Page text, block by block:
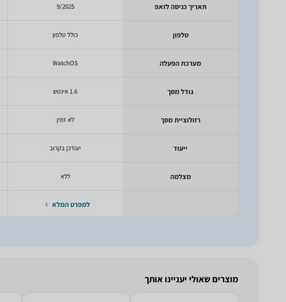
תאריך כניסה לזאפ
טלפון
מערכת הפעלה
גודל מסך
רזולוציית מסך
ייעוד
מצלמה
9/2025
כולל טלפון
WatchOS
1.6 אינטש
לא זמין
יעודכן בקרוב
ללא
למפרט המלא
מוצרים שאולי יעניינו אותך